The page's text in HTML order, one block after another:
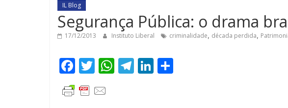
da
IL Blog
Segurança Pública: o drama
17/12/2013 Instituto Liberal criminalidade, década perdida,
F
ac
e
T
w
itt
W T Li